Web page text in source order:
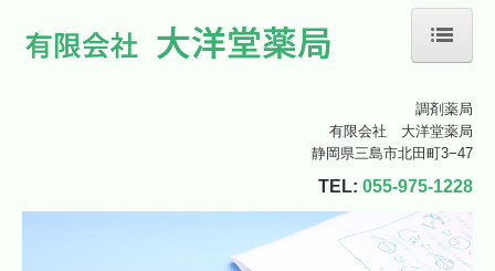
店舗案内
調剤薬局
有限会社 大洋堂薬局
静岡県三島市北田町3−47
TEL: 055-975-1228